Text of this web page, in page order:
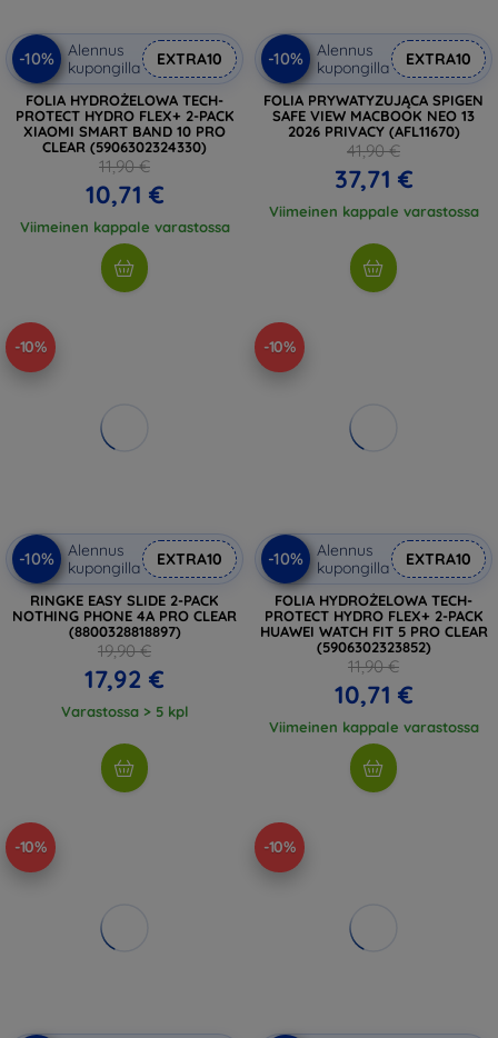
-10%
Alennus
kupongilla
EXTRA10
FOLIA HYDROŻELOWA TECH-
PROTECT HYDRO FLEX+ 2-PACK
XIAOMI SMART BAND 10 PRO
CLEAR (5906302324330)
11,90 €
10,71 €
Viimeinen kappale varastossa
-10%
Alennus
kupongilla
EXTRA10
FOLIA PRYWATYZUJĄCA SPIGEN
SAFE VIEW MACBOOK NEO 13
2026 PRIVACY (AFL11670)
41,90 €
37,71 €
Viimeinen kappale varastossa
-10%
-10%
Alennus
kupongilla
EXTRA10
RINGKE EASY SLIDE 2-PACK
NOTHING PHONE 4A PRO CLEAR
(8800328818897)
19,90 €
17,92 €
Varastossa > 5 kpl
-10%
-10%
Alennus
kupongilla
EXTRA10
FOLIA HYDROŻELOWA TECH-
PROTECT HYDRO FLEX+ 2-PACK
HUAWEI WATCH FIT 5 PRO CLEAR
(5906302323852)
11,90 €
10,71 €
Viimeinen kappale varastossa
-10% -10%